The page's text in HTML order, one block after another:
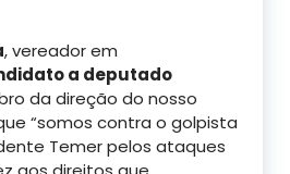
, vereador em
a deputado
da direção do nosso
“somos contra o golpista
Temer pelos ataques